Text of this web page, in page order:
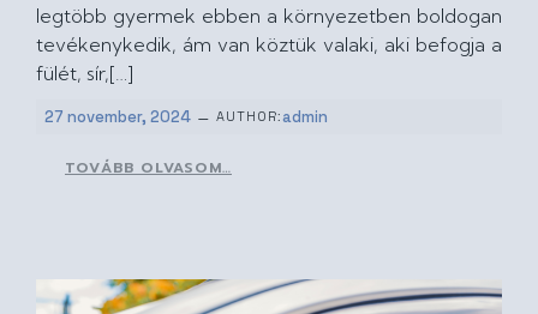
legtöbb gyermek ebben a környezetben boldogan
tevékenykedik, ám van köztük valaki, aki befogja a
fülét, sír,[…]
27 november, 2024 – AUTHOR:admin
TOVÁBB OLVASOM…